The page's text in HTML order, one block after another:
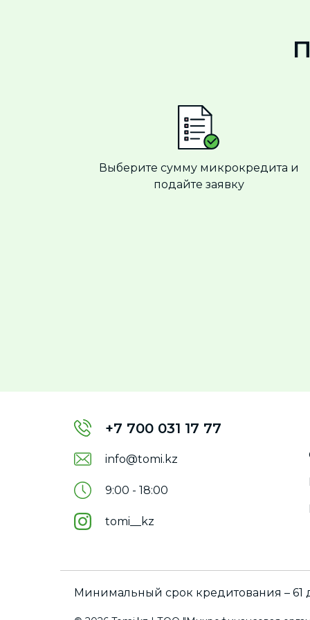
Выберите сумму микрокредита и
подайте заявку
+7 700 031 17 77
info@tomi.kz
9:00 - 18:00
tomi__kz
Минимальный срок кредитования – 61